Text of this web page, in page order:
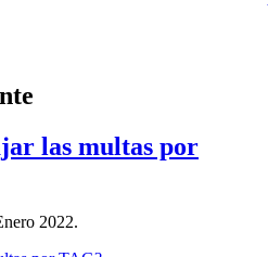
las multas por
2022.